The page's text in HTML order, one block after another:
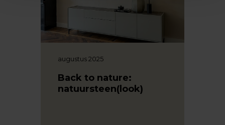
augustus 2025
Back to nature:
natuursteen(look)